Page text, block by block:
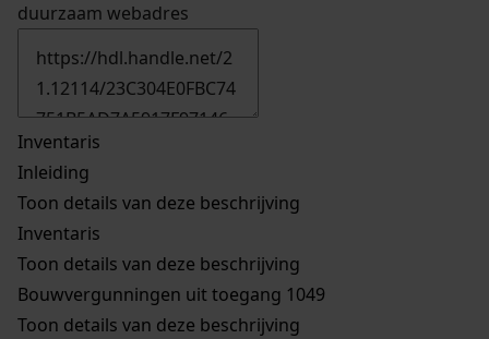
duurzaam webadres
Inventaris
Inleiding
Toon details van deze beschrijving
Inventaris
Toon details van deze beschrijving
Bouwvergunningen uit toegang 1049
Toon details van deze beschrijving